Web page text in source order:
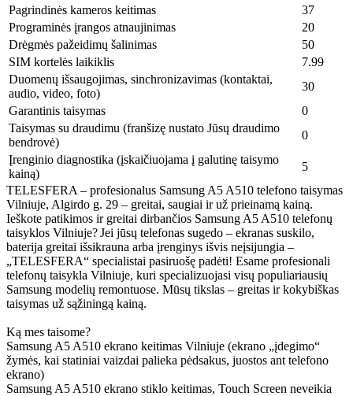
Pagrindinės kameros keitimas
37
Programinės įrangos atnaujinimas
20
Drėgmės pažeidimų šalinimas
50
SIM kortelės laikiklis
7.99
Duomenų išsaugojimas, sinchronizavimas (kontaktai,
audio, video, foto)
30
Garantinis taisymas
0
Taisymas su draudimu (franšizę nustato Jūsų draudimo
bendrovė)
0
Įrenginio diagnostika (įskaičiuojama į galutinę taisymo
kainą)
5
TELESFERA – profesionalus Samsung A5 A510 telefono taisymas
Vilniuje, Algirdo g. 29 – greitai, saugiai ir už prieinamą kainą.
Ieškote patikimos ir greitai dirbančios Samsung A5 A510 telefonų
taisyklos Vilniuje? Jei jūsų telefonas sugedo – ekranas suskilo,
baterija greitai išsikrauna arba įrenginys išvis neįsijungia –
„TELESFERA“ specialistai pasiruošę padėti! Esame profesionali
telefonų taisykla Vilniuje, kuri specializuojasi visų populiariausių
Samsung modelių remontuose. Mūsų tikslas – greitas ir kokybiškas
taisymas už sąžiningą kainą.
Ką mes taisome?
Samsung A5 A510 ekrano keitimas Vilniuje (ekrano „įdegimo“
žymės, kai statiniai vaizdai palieka pėdsakus, juostos ant telefono
ekrano)
Samsung A5 A510 ekrano stiklo keitimas, Touch Screen neveikia